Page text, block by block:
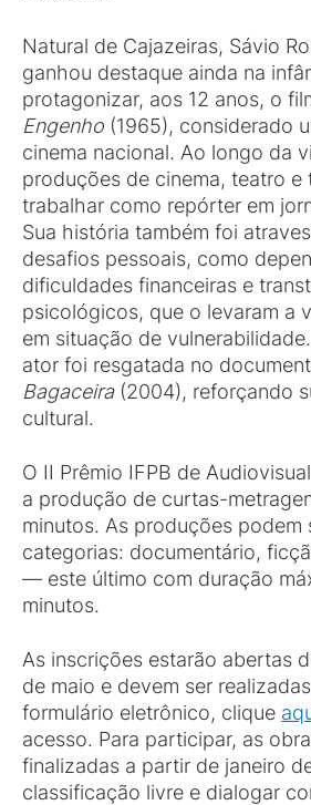
Natural de Cajazeiras, Sávio
ganhou destaque ainda na
protagonizar, aos 12 anos, o
Engenho (1965), considerado
cinema nacional. Ao longo da
produções de cinema, teatro e
trabalhar como repórter em
Sua história também foi
desafios pessoais, como
dificuldades financeiras e
psicológicos, que o levaram a
em situação de
ator foi resgatada no
Bagaceira(2004), reforçando
cultural.
O II Prêmio IFPB de
a produção de curtas-
minutos. As produções podem
categorias: documentário,
— este último com duração
minutos.
As inscrições estarão abertas
de maio e devem ser
formulário eletrônico, clique
acesso. Para participar, as
finalizadas a partir de janeiro
classificação livre e dialogar